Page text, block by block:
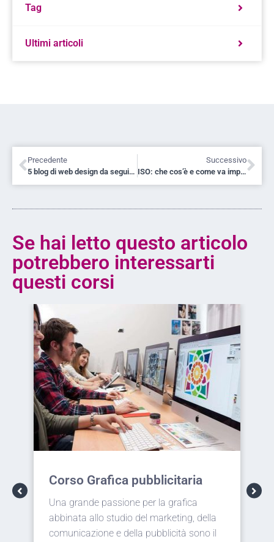
Tag
Ultimi articoli
Precedente
5 blog di web design da seguire assolutamente
Successivo
ISO: che cos’è e come va impostato il valore giusto
Se hai letto questo articolo
potrebbero interessarti
questi corsi
Corso Web design
Racchiudere in un unico progetto user
experience, comunicazione visiva,
immagine del brand è il compito del Web